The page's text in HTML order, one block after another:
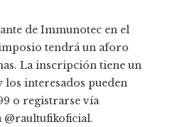
de Immunotec en el
tendrá un aforo
La inscripción tiene un
los interesados ​​pueden
o registrarse vía
@raultufikoficial.